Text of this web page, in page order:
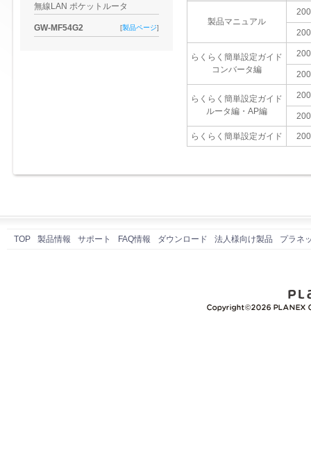
無線LAN ポケットルータ
GW-MF54G2 [製品ページ]
製品マニュアル
らくらく簡単設定ガイド
コンバータ編
らくらく簡単設定ガイド
ルータ編・AP編
らくらく簡単設定ガイド
TOP 製品情報 サポート FAQ情報 ダウンロード 法人様向け製品 プラネ